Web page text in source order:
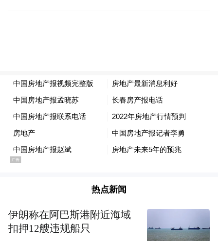
高新大道快速化改造工程北起沿江北大道，
对接在建的隆兴大桥（南）及连接线工程，
南至南昌大道，路线全长约14.9公里，目前
沿江北大道至艾溪湖北路一期交通导改已完
成，主路路面铣刨完成100%，混凝土路面破
50%，正加快推进高架桥桩基施工等。李红
交通组织等情况。他强调，要紧盯目标任
务，加强统筹协调，高质高效推进项目建
热点新闻
伊朗称在阿巴斯港附近海域
扣押12艘违规船只